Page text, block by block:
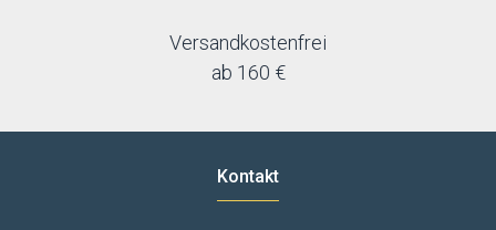
Versandkostenfrei
ab 160 €
Kontakt